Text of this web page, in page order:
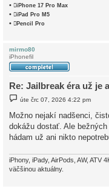
• iPhone 17 Pro Max
• iPad Pro M5
• Pencil Pro
mirmo80
iPhonefil
Re: Jailbreak éra už je
P
s
p
ě
v
k
úte črc 07, 2026 4:22 pm
Možno nejakí nadšenci,
dokážu dostať. Ale
hádam už ani nikto
iPhony, iPady, AirPods, AW, ATV
väčšinou aktuálny.